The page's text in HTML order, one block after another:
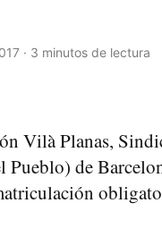
· 3 minutos de lectura
Vilà Planas,
Pueblo) de